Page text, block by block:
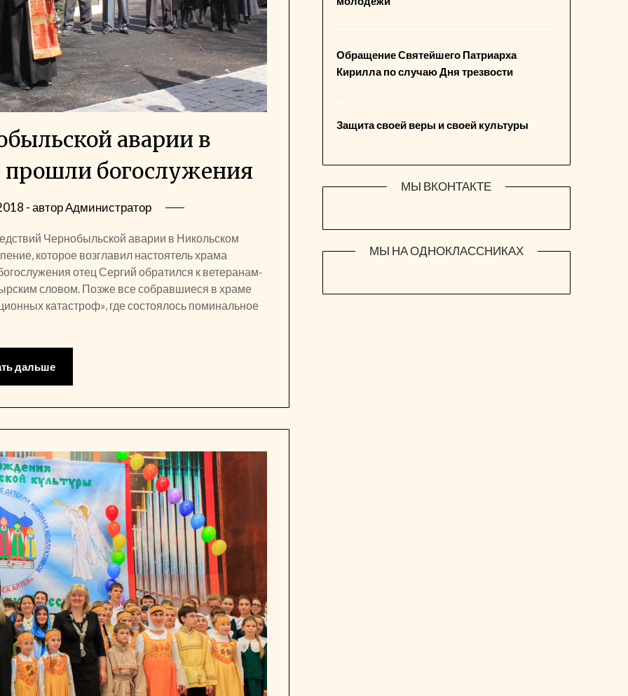
аварии в
прошли богослужения
- авторАдминистратор
Чернобыльской аварии в Никольском
которое возглавил настоятель храма
отец Сергий обратился к ветеранам-
словом. Позже все собравшиеся в храме
катастроф», где состоялось поминальное
дальше
Обращение Святейшего Патриарха
Кирилла по случаю Дня трезвости
Защита своей веры и своей культуры
МЫ ВКОНТАКТЕ
МЫ НА ОДНОКЛАССНИКАХ